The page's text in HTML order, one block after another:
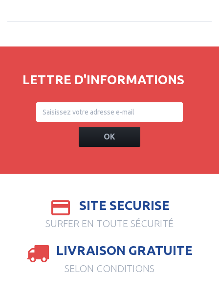
LETTRE D'INFORMATIONS
OK
SITE SECURISE
SURFER EN TOUTE SÉCURITÉ
LIVRAISON GRATUITE
SELON CONDITIONS